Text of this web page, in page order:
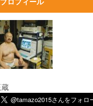
プロフィール
蔵